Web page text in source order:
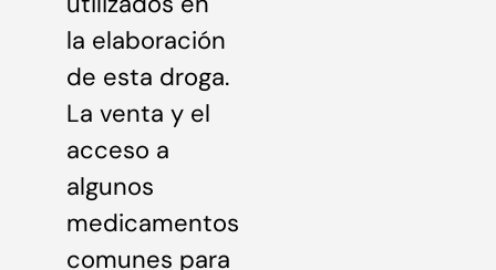
la elaboración
de esta droga.
La venta y el
acceso a
algunos
medicamentos
comunes para